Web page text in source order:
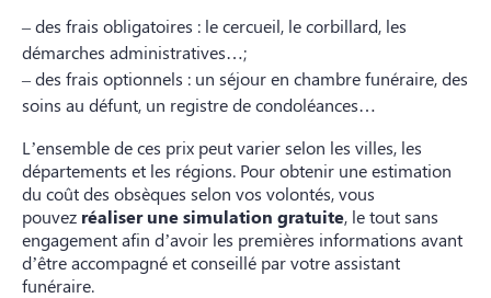
– des frais obligatoires : le cercueil, le corbillard, les
démarches administratives…;
– des frais optionnels : un séjour en chambre funéraire, des
soins au défunt, un registre de condoléances…
L’ensemble de ces prix peut varier selon les villes, les
départements et les régions. Pour obtenir une estimation
du coût des obsèques selon vos volontés, vous
pouvez réaliser une simulation gratuite, le tout sans
engagement afin d’avoir les premières informations avant
d’être accompagné et conseillé par votre assistant
funéraire.